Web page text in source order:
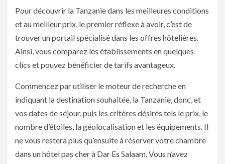
Pour découvrir la Tanzanie dans les meilleures conditions
et au meilleur prix, le premier réflexe à avoir, c’est de
trouver un portail spécialisé dans les offres hôtelières.
Ainsi, vous comparez les établissements en quelques
clics et pouvez bénéficier de tarifs avantageux.
Commencez par utiliser le moteur de recherche en
indiquant la destination souhaitée, la Tanzanie, donc, et
vos dates de séjour, puis les critères désirés tels le prix, le
nombre d’étoiles, la géolocalisation et les équipements. Il
ne vous restera plus qu’ensuite à réserver votre chambre
dans un hôtel pas cher à Dar Es Salaam. Vous n’avez